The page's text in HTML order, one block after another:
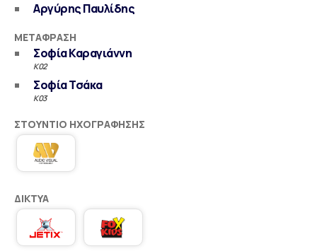
Αργύρης Παυλίδης
ΜΕΤΆΦΡΑΣΗ
Σοφία Καραγιάννη
Κ02
Σοφία Τσάκα
Κ03
ΣΤΟΎΝΤΙΟ ΗΧΟΓΡΆΦΗΣΗΣ
ΔΊΚΤΥΑ